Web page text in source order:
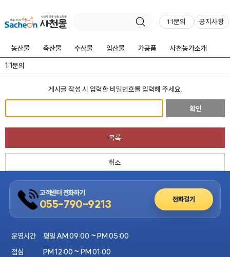
1:1문의 공지사항
농산물 축산물 수산물 임산물 가공품
사천농가소개
1:1문의
게시글 작성 시 입력한 비밀번호를 입력해 주세요.
확인
목록
취소
고객센터 전화하기
055-790-9213 전화걸기
운영시간
평일 AM 09:00 ~ PM 05:00
점심
PM 12:00 ~ PM 01:00